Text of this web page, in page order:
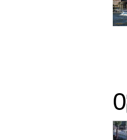
0